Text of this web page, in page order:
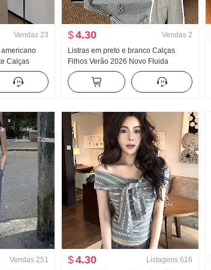
Vendas 23
americano
Calças
Casual
$4.30 Vendas 2
Listras em preto e branco Calças
Filhos Verão 2026 Novo Fluida
Pingente Sentido Velho Dinheiro
Vento Calças Para pessoas baixas
Descontraído Vento Calças de perna
Vendas 251
$4.30 Listagens 616